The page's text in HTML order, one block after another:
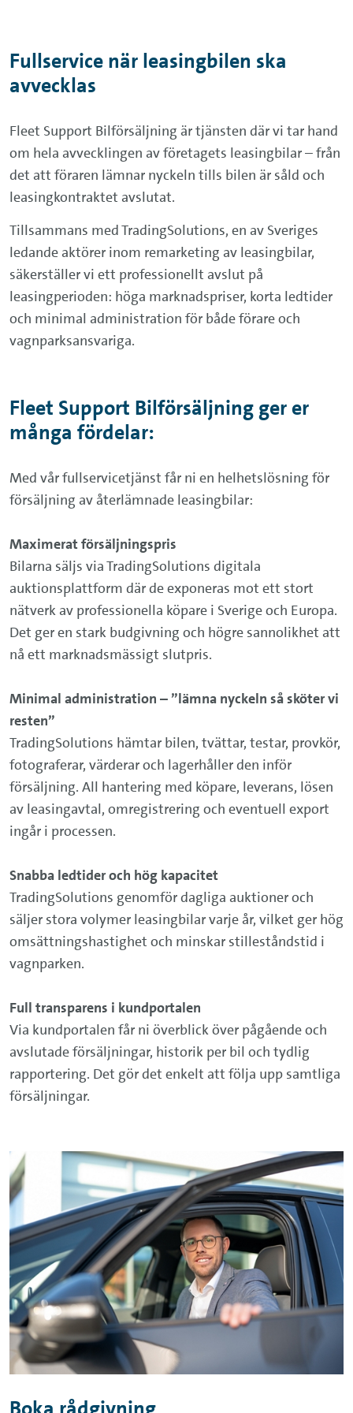
Fullservice när leasingbilen ska
avvecklas
Fleet Support Bilförsäljning är tjänsten där vi tar hand
om hela avvecklingen av företagets leasingbilar – från
det att föraren lämnar nyckeln tills bilen är såld och
leasingkontraktet avslutat.
Tillsammans med TradingSolutions, en av Sveriges
ledande aktörer inom remarketing av leasingbilar,
säkerställer vi ett professionellt avslut på
leasingperioden: höga marknadspriser, korta ledtider
och minimal administration för både förare och
vagnparksansvariga.
Fleet Support Bilförsäljning ger er
många fördelar:
Med vår fullservicetjänst får ni en helhetslösning för
försäljning av återlämnade leasingbilar:
Maximerat försäljningspris
Bilarna säljs via TradingSolutions digitala
auktionsplattform där de exponeras mot ett stort
nätverk av professionella köpare i Sverige och Europa.
Det ger en stark budgivning och högre sannolikhet att
nå ett marknadsmässigt slutpris.
Minimal administration – ”lämna nyckeln så sköter vi
resten”
TradingSolutions hämtar bilen, tvättar, testar, provkör,
fotograferar, värderar och lagerhåller den inför
försäljning. All hantering med köpare, leverans, lösen
av leasingavtal, omregistrering och eventuell export
ingår i processen.
Snabba ledtider och hög kapacitet
TradingSolutions genomför dagliga auktioner och
säljer stora volymer leasingbilar varje år, vilket ger hög
omsättningshastighet och minskar stilleståndstid i
vagnparken.
Full transparens i kundportalen
Via kundportalen får ni överblick över pågående och
avslutade försäljningar, historik per bil och tydlig
rapportering. Det gör det enkelt att följa upp samtliga
försäljningar.